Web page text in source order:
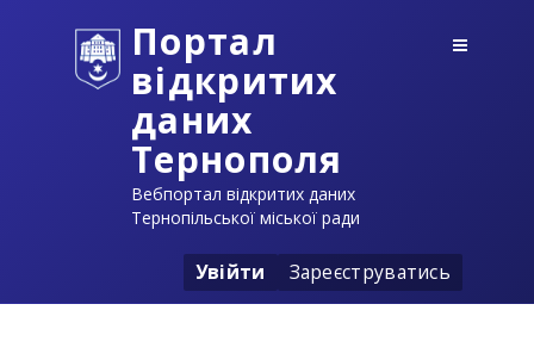
Портал
відкритих
даних
Тернополя
Вебпортал відкритих даних
Тернопільської міської ради
Увійти Зареєструватись